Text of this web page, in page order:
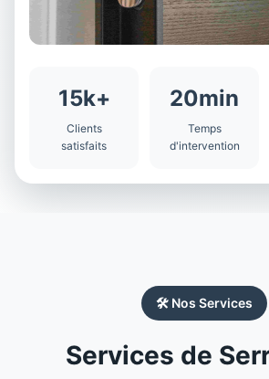
15k+
Clients
satisfaits
20min
Temps
d'intervention
🛠️ Nos Services
Services de